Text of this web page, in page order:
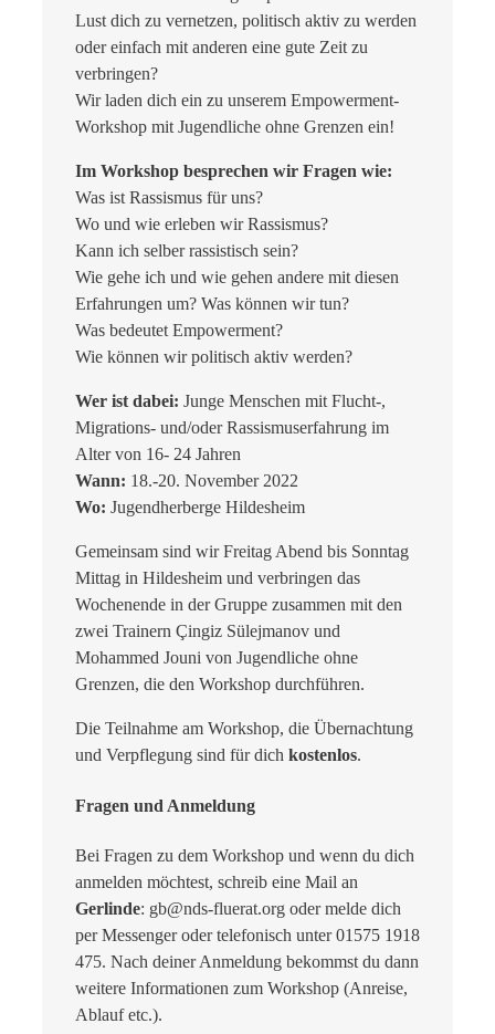
Lust dich zu vernetzen, politisch aktiv zu werden
oder einfach mit anderen eine gute Zeit zu
verbringen?
Wir laden dich ein zu unserem Empowerment-
Workshop mit Jugendliche ohne Grenzen ein!
Im Workshop besprechen wir Fragen wie:
Was ist Rassismus für uns?
Wo und wie erleben wir Rassismus?
Kann ich selber rassistisch sein?
Wie gehe ich und wie gehen andere mit diesen
Erfahrungen um? Was können wir tun?
Was bedeutet Empowerment?
Wie können wir politisch aktiv werden?
Wer ist dabei: Junge Menschen mit Flucht-,
Migrations- und/oder Rassismuserfahrung im
Alter von 16- 24 Jahren
Wann: 18.-20. November 2022
Wo: Jugendherberge Hildesheim
Gemeinsam sind wir Freitag Abend bis Sonntag
Mittag in Hildesheim und verbringen das
Wochenende in der Gruppe zusammen mit den
zwei Trainern Çingiz Sülejmanov und
Mohammed Jouni von Jugendliche ohne
Grenzen, die den Workshop durchführen.
Die Teilnahme am Workshop, die Übernachtung
und Verpflegung sind für dich kostenlos.
Fragen und Anmeldung
Bei Fragen zu dem Workshop und wenn du dich
anmelden möchtest, schreib eine Mail an
Gerlinde: gb@nds-fluerat.org oder melde dich
per Messenger oder telefonisch unter 01575 1918
475. Nach deiner Anmeldung bekommst du dann
weitere Informationen zum Workshop (Anreise,
Ablauf etc.).